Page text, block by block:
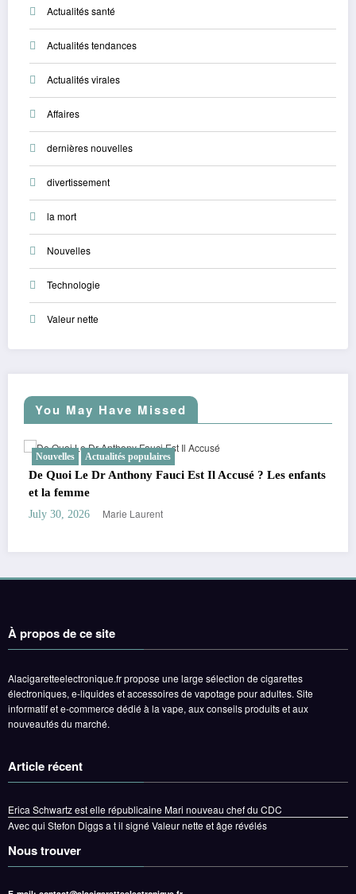
Actualités santé
Actualités tendances
Actualités virales
Affaires
dernières nouvelles
divertissement
la mort
Nouvelles
Technologie
Valeur nette
You May Have Missed
? Les enfants
Nouvelles
Rumeurs sur le petit ami de Olivia Rodrigo :
July 28, 2026
À propos de ce site
Alacigaretteelectronique.fr propose une large sélection de cigarettes
électroniques, e-liquides et accessoires de vapotage pour adultes. Site
informatif et e-commerce dédié à la vape, aux conseils produits et aux
nouveautés du marché.
Article récent
Erica Schwartz est elle républicaine Mari nouveau chef du CDC
Avec qui Stefon Diggs a t il signé Valeur nette et âge révélés
Nous trouver